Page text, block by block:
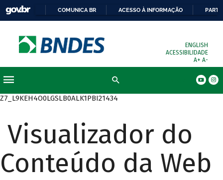
COMUNICA BR ACESSO À INFORMAÇÃO
ENGLISH
ACESSIBILIDADE
A+ A-
Z7_L9KEH4O0LGSLB0ALK1PBI21434
Visualizador do
Conteúdo da Web